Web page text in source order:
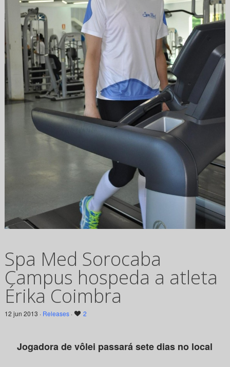
Spa Med Sorocaba
Campus hospeda a atleta
Érika Coimbra
12 jun 2013 · Releases· 2
Jogadora de vôlei passará sete dias no local